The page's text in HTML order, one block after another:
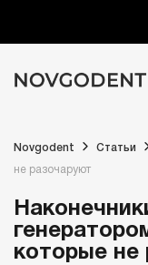
Novgodent Статьи
не разочаруют
которые не